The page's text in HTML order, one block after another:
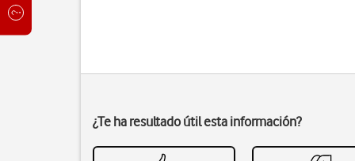
¿Te ha resultado útil esta información?